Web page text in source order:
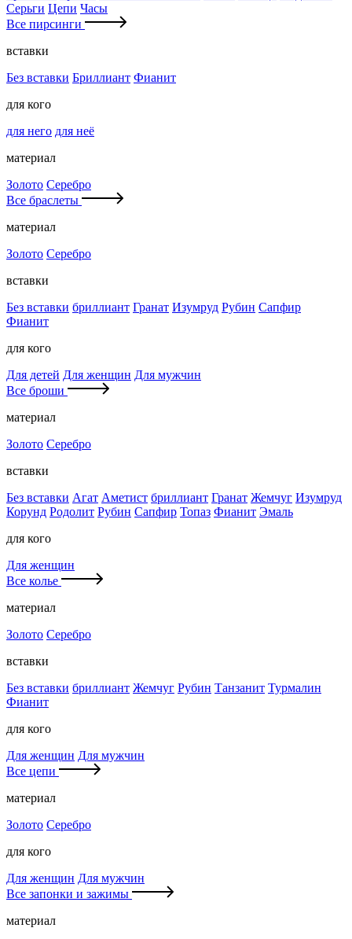
Серьги Цепи Часы
Все пирсинги
вставки
Без вставки Бриллиант Фианит
для кого
для него для неё
материал
Золото Серебро
Все браслеты
материал
Золото Серебро
вставки
Без вставки бриллиант Гранат Изумруд Рубин Сапфир
Фианит
для кого
Для детей Для женщин Для мужчин
Все броши
материал
Золото Серебро
вставки
Без вставки Агат Аметист бриллиант Гранат Жемчуг Изумруд
Корунд Родолит Рубин Сапфир Топаз Фианит Эмаль
для кого
Для женщин
Все колье
материал
Золото Серебро
вставки
Без вставки бриллиант Жемчуг Рубин Танзанит Турмалин
Фианит
для кого
Для женщин Для мужчин
Все цепи
материал
Золото Серебро
для кого
Для женщин Для мужчин
Все запонки и зажимы
материал